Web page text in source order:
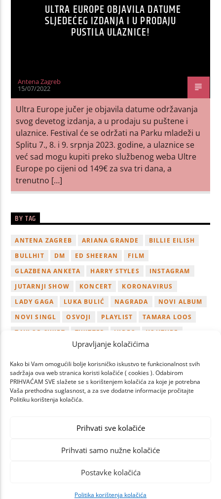
Upravljanje kolačićima
Kako bi Vam omogućili bolje korisničko iskustvo te funkcionalnost svih
sadržaja ova web stranica koristi kolačiće ( cookies ). Odabirom
PRIHVAĆAM SVE slažete se s korištenjem kolačića za koje je potrebna
Vaša prethodna suglasnost, a za sve dodatne informacije pročitajte
Politiku korištenja kolačića.
Prihvati sve kolačiće
Prihvati samo nužne kolačiće
Postavke kolačića
Politika korištenja kolačića
ULTRA EUROPE OBJAVILA DATUME
SLJEDEĆEG IZDANJA I U PRODAJU
PUSTILA ULAZNICE!
Antena Zagreb
15/07/2022
Ultra Europe jučer je objavila datume održavanja
svog devetog izdanja, a u prodaju su puštene i
ulaznice. Festival će se održati na Parku mladeži u
Splitu 7., 8. i 9. srpnja 2023. godine, a ulaznice se
već sad mogu kupiti preko službenog weba Ultre
Europe po cijeni od 149€ za sva tri dana, a
trenutno […]
BY TAG
ANTENA ZAGREB ARIANA GRANDE
BILLIE EILISH
BULLHIT
DM ED SHEERAN
FILM
GLAZBENA ANKETA
HARRY STYLES
INSTAGRAM
JUTARNJI SHOW
KONCERT
KORONAVIRUS
LADY GAGA
LUKA BULIĆ NAGRADA
NOVI ALBUM
NOVI SINGL
OSVOJI PLAYLIST
TAMARA LOOS
TAYLOR SWIFT
TWITTER VIDEO
YOUTUBE